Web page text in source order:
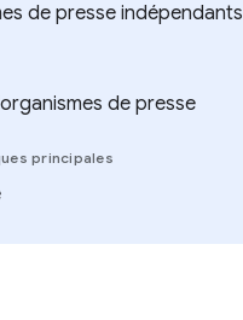
de presse indépendants
de presse
principales